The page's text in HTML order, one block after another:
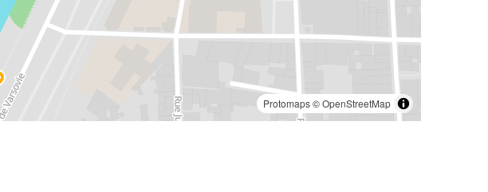
Protomaps©OpenStreetMap